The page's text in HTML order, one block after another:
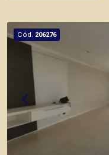
Cód. 206276